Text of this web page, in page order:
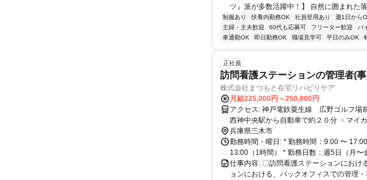
ツ』派が多数活躍中！】 自然に囲まれた
制服あり 扶養内勤務OK 社員登用あり 週1日から
主婦・主夫歓迎
60代も応募可 フリーター歓迎 バ
車通勤OK
即日勤務OK 職場見学可 平日のみOK
正社員
訪問看護ステーションの管理者(
株式会社まつもと在宅リハビリケア
月給225,000円～250,000円
アクセス: 神戸電鉄粟生線 広野ゴルフ場前駅から徒歩１５分 ・神戸市営地下鉄
西神中央駅から自動車
兵庫県三木市
勤務時間・曜日: * 勤務時間：9:00 〜
13:00（1時間） * 勤務日数：週5日（月〜
仕事内容: 〇訪問看護ステーションにおけ
ョンにおける、バックオフィスでの管理